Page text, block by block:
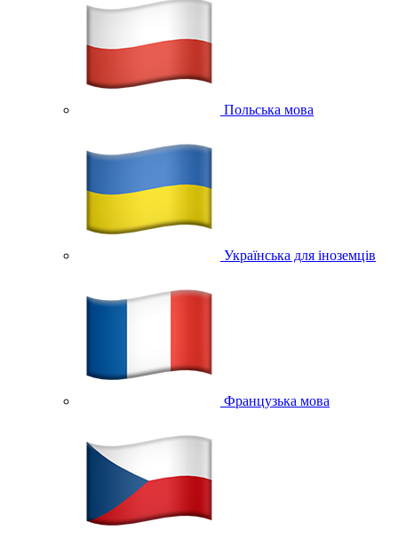
Польська мова
Українська для іноземців
Французька мова